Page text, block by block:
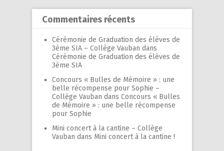
Commentaires récents
Cérémonie de Graduation des élèves de
3ème SIA – Collège Vauban dans
Cérémonie de Graduation des élèves de
3ème SIA
Concours « Bulles de Mémoire » : une
belle récompense pour Sophie –
Collège Vauban dans Concours « Bulles
de Mémoire » : une belle récompense
pour Sophie
Mini concert à la cantine – Collège
Vauban dans Mini concert à la cantine !